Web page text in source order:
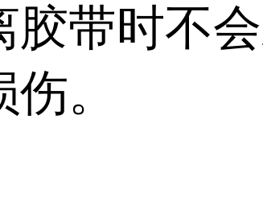
胶带时不
。